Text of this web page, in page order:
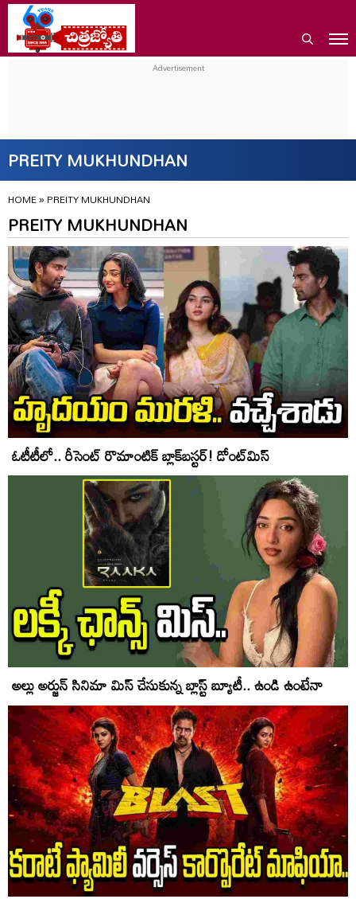
PREITY MUKHUNDHAN
HOME»PREITY MUKHUNDHAN
PREITY MUKHUNDHAN
ఓటీటీలో.. రీసెంట్ రొమాంటిక్‌ బ్లాక్‌బ‌స్ట‌ర్‌! డోంట్‌మిస్‌
అల్లు అర్జున్ సినిమా మిస్ చేసుకున్న బ్లాస్ట్ బ్యూటీ.. ఉండి ఉంటేనా